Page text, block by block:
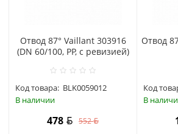
Отвод 87° Vaillant 303916
(DN 60/100, PP, с ревизией)
Код товара: BLK0059012
В наличии
478 552
Отвод
Код
В